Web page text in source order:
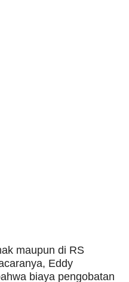
maupun di RS
Eddy
biaya pengobatan